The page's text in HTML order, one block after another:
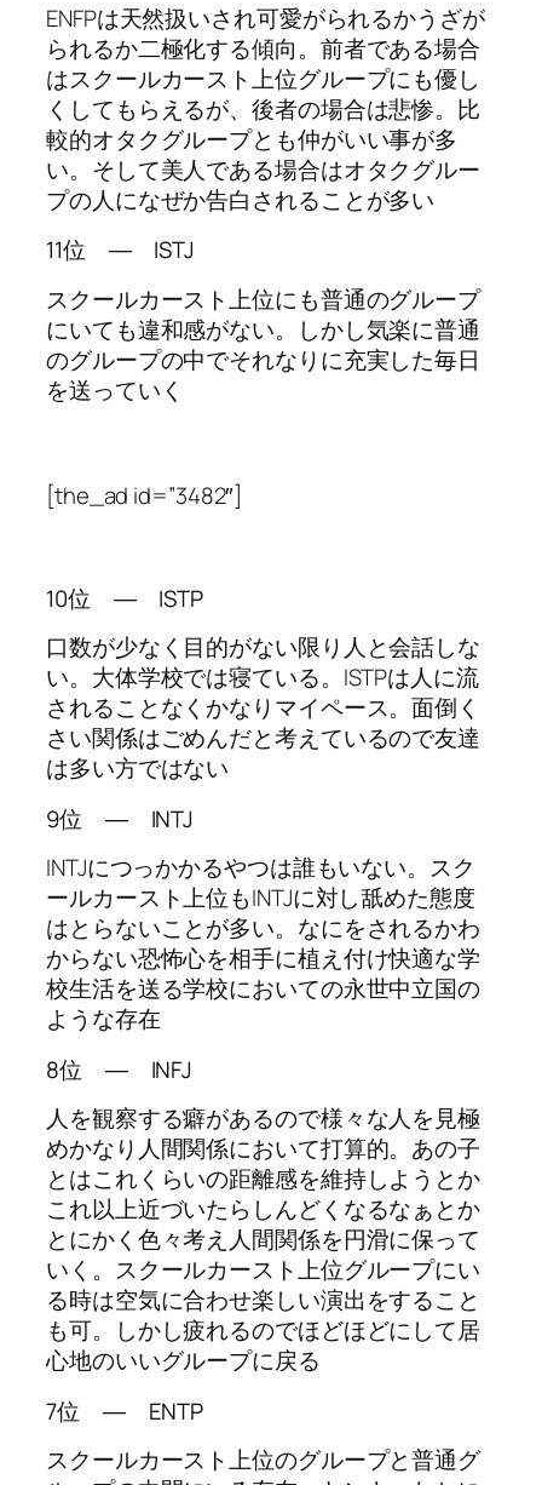
ENFPは天然扱いされ可愛がられるかうざが
られるか二極化する傾向。前者である場合
はスクールカースト上位グループにも優し
くしてもらえるが、後者の場合は悲惨。比
較的オタクグループとも仲がいい事が多
い。そして美人である場合はオタクグルー
プの人になぜか告白されることが多い
11位 ― ISTJ
スクールカースト上位にも普通のグループ
にいても違和感がない。しかし気楽に普通
のグループの中でそれなりに充実した毎日
を送っていく
[the_ad id=”3482″]
10位 ― ISTP
口数が少なく目的がない限り人と会話しな
い。大体学校では寝ている。ISTPは人に流
されることなくかなりマイペース。面倒く
さい関係はごめんだと考えているので友達
は多い方ではない
9位 ― INTJ
INTJにつっかかるやつは誰もいない。スク
ールカースト上位もINTJに対し舐めた態度
はとらないことが多い。なにをされるかわ
からない恐怖心を相手に植え付け快適な学
校生活を送る学校においての永世中立国の
ような存在
8位 ― INFJ
人を観察する癖があるので様々な人を見極
めかなり人間関係において打算的。あの子
とはこれくらいの距離感を維持しようとか
これ以上近づいたらしんどくなるなぁとか
とにかく色々考え人間関係を円滑に保って
いく。スクールカースト上位グループにい
る時は空気に合わせ楽しい演出をすること
も可。しかし疲れるのでほどほどにして居
心地のいいグループに戻る
7位 ― ENTP
スクールカースト上位のグループと普通グ